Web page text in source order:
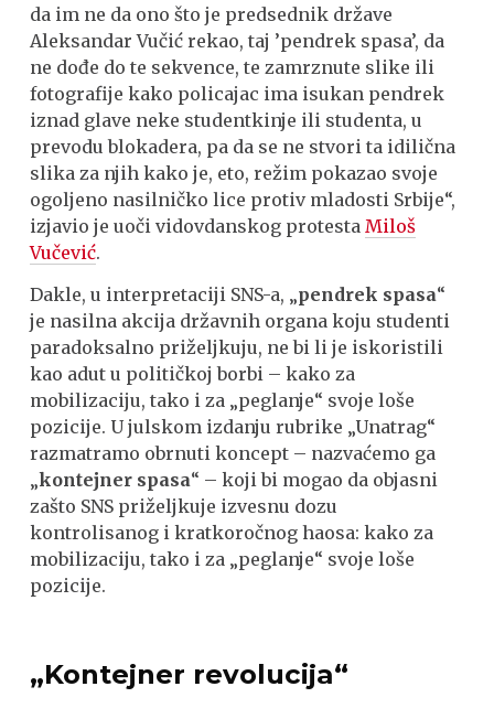
da im ne da ono što je predsednik države
Aleksandar Vučić rekao, taj ’pendrek spasa’, da
ne dođe do te sekvence, te zamrznute slike ili
fotografije kako policajac ima isukan pendrek
iznad glave neke studentkinje ili studenta, u
prevodu blokadera, pa da se ne stvori ta idilična
slika za njih kako je, eto, režim pokazao svoje
ogoljeno nasilničko lice protiv mladosti Srbije“,
izjavio je uoči vidovdanskog protesta Miloš
Vučević.
Dakle, u interpretaciji SNS-a, „pendrek spasa“
je nasilna akcija državnih organa koju studenti
paradoksalno priželjkuju, ne bi li je iskoristili
kao adut u političkoj borbi – kako za
mobilizaciju, tako i za „peglanje“ svoje loše
pozicije. U julskom izdanju rubrike „Unatrag“
razmatramo obrnuti koncept – nazvaćemo ga
„kontejner spasa“ – koji bi mogao da objasni
zašto SNS priželjkuje izvesnu dozu
kontrolisanog i kratkoročnog haosa: kako za
mobilizaciju, tako i za „peglanje“ svoje loše
pozicije.
„Kontejner revolucija“